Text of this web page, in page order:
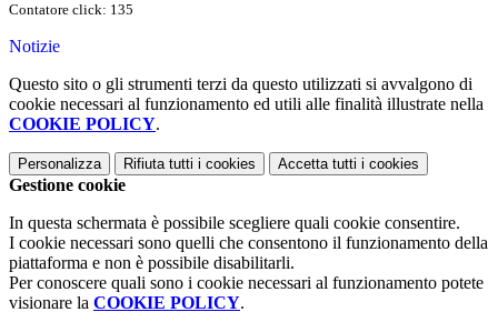
Contatore click: 135
Notizie
Questo sito o gli strumenti terzi da questo utilizzati si avvalgono di
cookie necessari al funzionamento ed utili alle finalità illustrate nella
COOKIE POLICY.
Personalizza Rifiuta tutti i cookies Accetta tutti i cookies
Gestione cookie
In questa schermata è possibile scegliere quali cookie consentire.
I cookie necessari sono quelli che consentono il funzionamento della
piattaforma e non è possibile disabilitarli.
Per conoscere quali sono i cookie necessari al funzionamento potete
visionare la COOKIE POLICY.